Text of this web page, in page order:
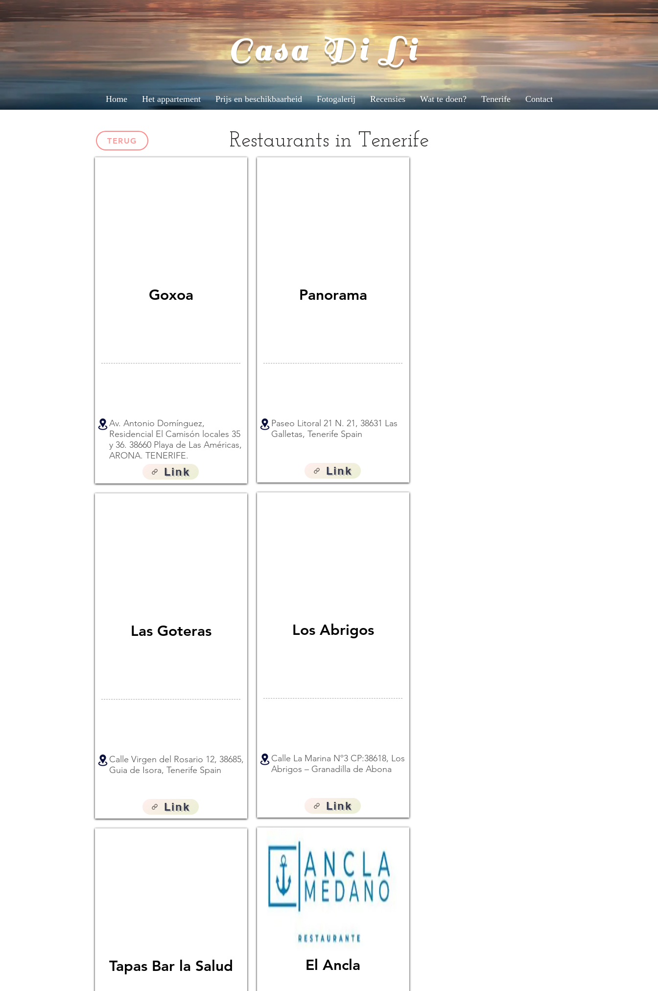
Casa Di Li
Home Het appartement Prijs en beschikbaarheid Fotogalerij Recensies Wat te doen? Tenerife Contact
Restaurants in Tenerife
TERUG
Goxoa
Av. Antonio Domínguez,
Residencial El Camisón locales 35
y 36. 38660 Playa de Las Américas,
ARONA. TENERIFE.
Link
Las Goteras
Calle Virgen del Rosario 12, 38685,
Guia de Isora, Tenerife Spain
Link
Tapas Bar la Salud
Panorama
Paseo Litoral 21 N. 21, 38631 Las
Galletas, Tenerife Spain
Link
Los Abrigos
Calle La Marina Nº3 CP:38618, Los
Abrigos – Granadilla de Abona
Link
El Ancla